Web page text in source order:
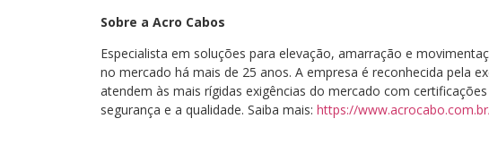
Sobre a Acro Cabos
Especialista em soluções para elevação, amarração e
no mercado há mais de 25 anos. A empresa é reconhecida pela
atendem às mais rígidas exigências do mercado com
segurança e a qualidade. Saiba mais: https://